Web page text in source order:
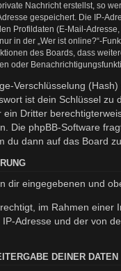
Nachricht erstellst, so
gespeichert. Die IP-
Profildaten (E-Mail-
in der „Wer ist online?“-
des Boards, dass
oder
Verschlüsselung
ist dein Schlüssel
Dritter
Die phpBB-Software
du dann auf das Board
dir eingegebenen und
im Rahmen
Adresse und der von
DEINER DATEN